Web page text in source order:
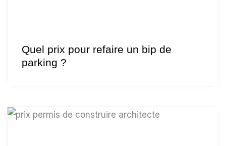
Quel prix pour refaire un bip de
parking ?